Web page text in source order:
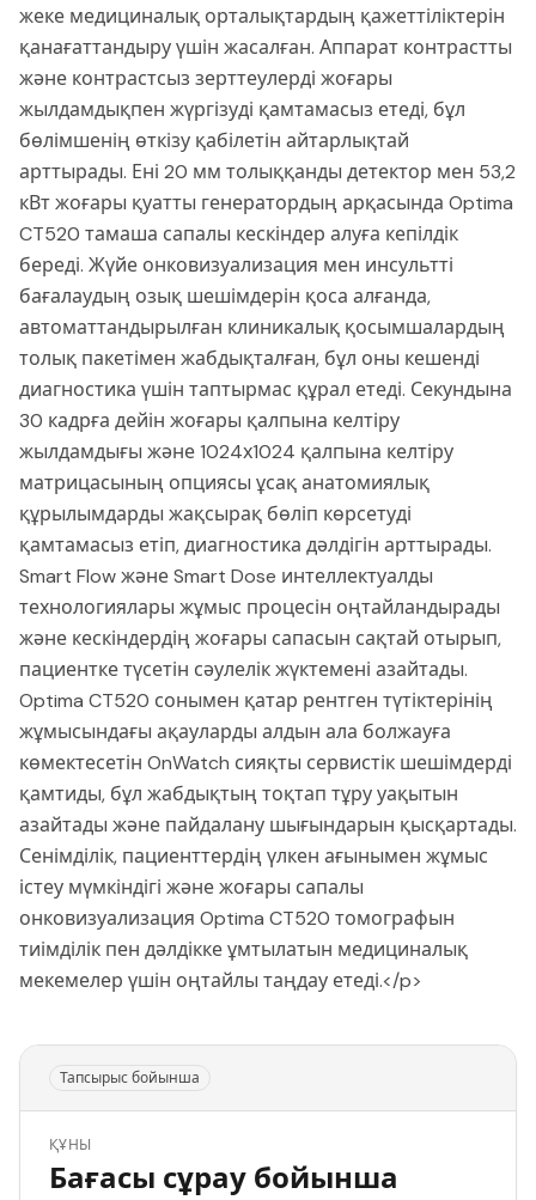
жеке медициналық орталықтардың қажеттіліктерін
қанағаттандыру үшін жасалған. Аппарат контрастты
және контрастсыз зерттеулерді жоғары
жылдамдықпен жүргізуді қамтамасыз етеді, бұл
бөлімшенің өткізу қабілетін айтарлықтай
арттырады. Ені 20 мм толыққанды детектор мен 53,2
кВт жоғары қуатты генератордың арқасында Optima
CT520 тамаша сапалы кескіндер алуға кепілдік
береді. Жүйе онковизуализация мен инсультті
бағалаудың озық шешімдерін қоса алғанда,
автоматтандырылған клиникалық қосымшалардың
толық пакетімен жабдықталған, бұл оны кешенді
диагностика үшін таптырмас құрал етеді. Секундына
30 кадрға дейін жоғары қалпына келтіру
жылдамдығы және 1024х1024 қалпына келтіру
матрицасының опциясы ұсақ анатомиялық
құрылымдарды жақсырақ бөліп көрсетуді
қамтамасыз етіп, диагностика дәлдігін арттырады.
Smart Flow және Smart Dose интеллектуалды
технологиялары жұмыс процесін оңтайландырады
және кескіндердің жоғары сапасын сақтай отырып,
пациентке түсетін сәулелік жүктемені азайтады.
Optima CT520 сонымен қатар рентген түтіктерінің
жұмысындағы ақауларды алдын ала болжауға
көмектесетін OnWatch сияқты сервистік шешімдерді
қамтиды, бұл жабдықтың тоқтап тұру уақытын
азайтады және пайдалану шығындарын қысқартады.
Сенімділік, пациенттердің үлкен ағынымен жұмыс
істеу мүмкіндігі және жоғары сапалы
онковизуализация Optima CT520 томографын
тиімділік пен дәлдікке ұмтылатын медициналық
мекемелер үшін оңтайлы таңдау етеді.</p>
Тапсырыс бойынша
ҚҰНЫ
Бағасы сұрау бойынша